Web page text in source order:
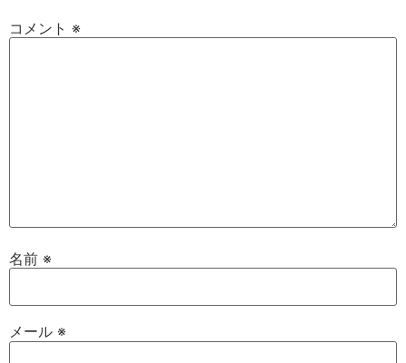
コメント ※
名前 ※
メール ※